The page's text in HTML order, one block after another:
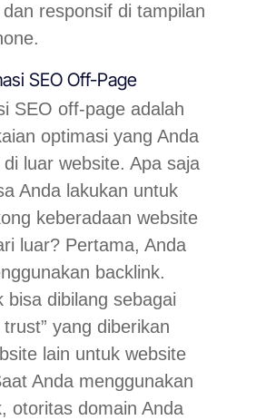
responsif di tampilan
SEO Off-Page
SEO off-page adalah
optimasi yang Anda
di luar website. Apa saja
Anda lakukan untuk
keberadaan website
luar? Pertama, Anda
backlink.
bisa dibilang sebagai
trust” yang diberikan
lain untuk website
Anda menggunakan
otoritas domain Anda